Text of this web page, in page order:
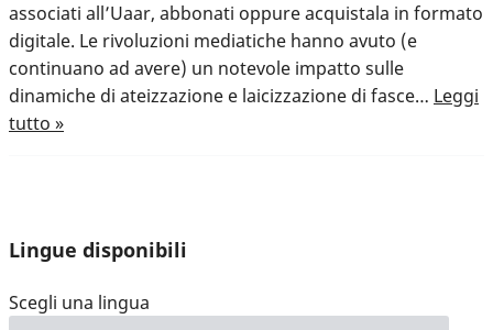
associati all’Uaar, abbonati oppure acquistala in formato
digitale. Le rivoluzioni mediatiche hanno avuto (e
continuano ad avere) un notevole impatto sulle
dinamiche di ateizzazione e laicizzazione di fasce… Leggi
tutto »
Lingue disponibili
Scegli una lingua